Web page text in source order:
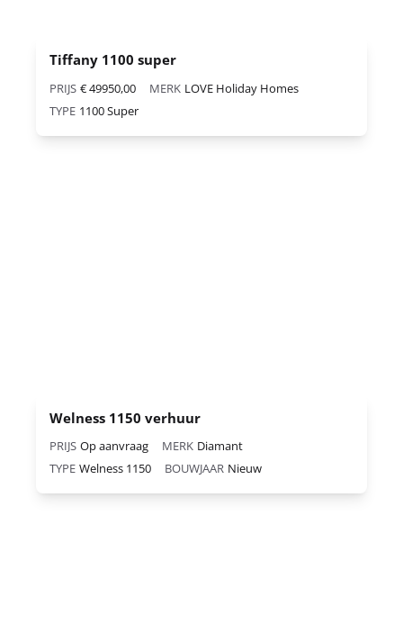
Tiffany 1100 super
PRIJS € 49950,00 MERK LOVE Holiday Homes
TYPE 1100 Super
Welness 1150 verhuur
PRIJS Op aanvraag MERK Diamant
TYPE Welness 1150 BOUWJAAR Nieuw